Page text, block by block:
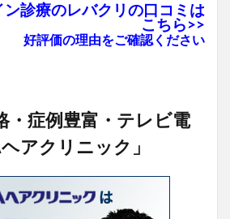
診療のレバクリの口コミは
こちら>>
好評価の理由をご確認ください
症例豊富・テレビ電
アクリニック」